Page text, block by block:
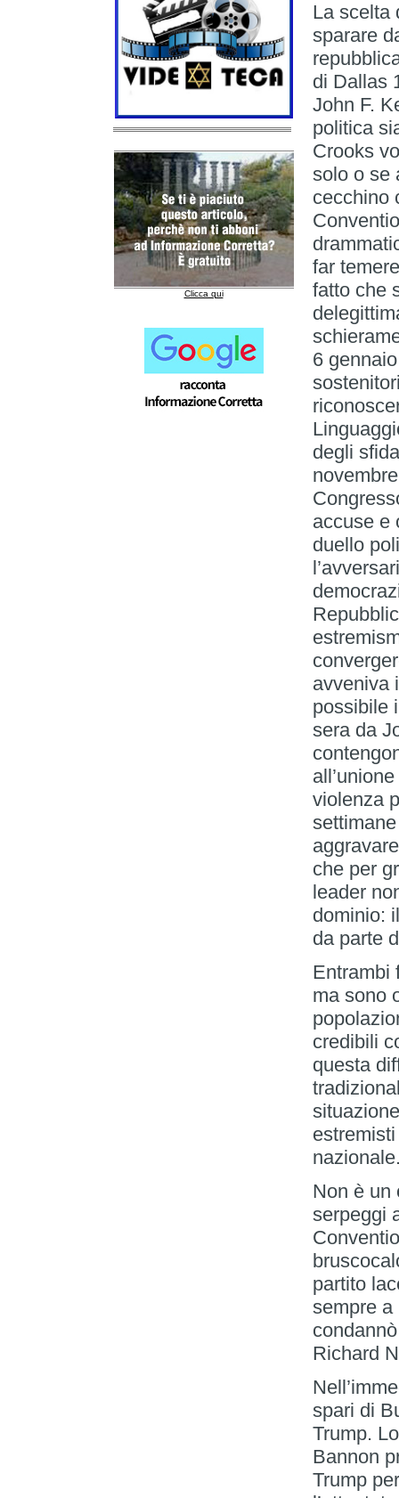
Clicca qui
La scelta
sparare
di Dallas
John F.
politica
Crooks
solo o se
cecchino
far
fatto che
6
degli
accuse e
duello
avveniva
possibile
sera da
violenza
che per
leader
dominio:
da parte
Entrambi
ma sono
credibili
questa
Non è un
serpeggi
partito
sempre a
Richard
spari di
Trump.
Bannon
Trump